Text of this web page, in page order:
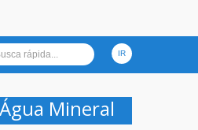
Mineral